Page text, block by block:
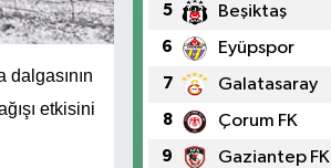
dalgasının
etkisini
5 Beşiktaş
6 Eyüpspor
7 Galatasaray
8 Çorum FK
9 Gaziantep FK